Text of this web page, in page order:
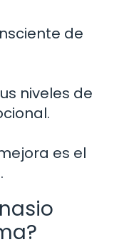
de
niveles de
es el